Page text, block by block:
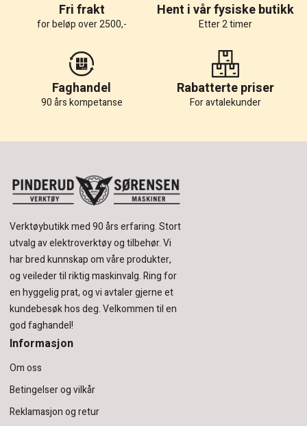
Fri frakt
for beløp over 2500,-
Hent i vår fysiske butikk
Etter 2 timer
Faghandel
90 års kompetanse
Rabatterte priser
For avtalekunder
Verktøybutikk med 90 års erfaring.Stort
utvalg av elektroverktøy og tilbehør.Vi
har bred kunnskap om våre produkter,
og veileder til riktig maskinvalg. Ring for
en hyggelig prat, og vi avtaler gjerne et
kundebesøk hos deg.Velkommen til en
god faghandel!
Informasjon
Om oss
Betingelser og vilkår
Reklamasjon og retur